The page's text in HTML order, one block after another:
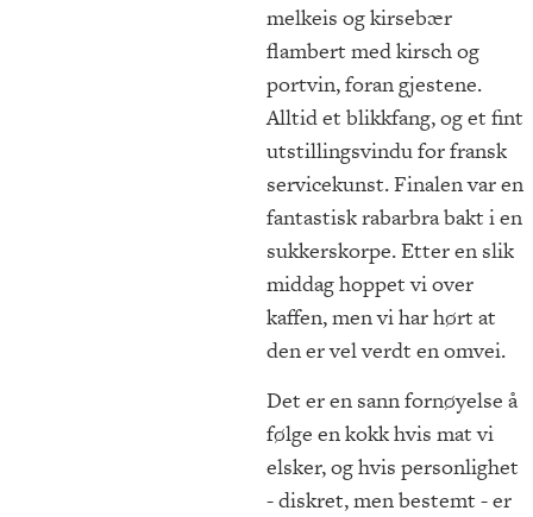
melkeis og kirsebær
flambert med kirsch og
portvin, foran gjestene.
Alltid et blikkfang, og et fint
utstillingsvindu for fransk
servicekunst. Finalen var en
fantastisk rabarbra bakt i en
sukkerskorpe. Etter en slik
middag hoppet vi over
kaffen, men vi har hørt at
den er vel verdt en omvei.
Det er en sann fornøyelse å
følge en kokk hvis mat vi
elsker, og hvis personlighet
- diskret, men bestemt - er